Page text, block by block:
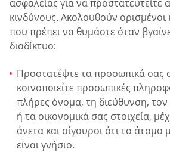
ασφαλείας για να προστατευτείτε
κινδύνους. Ακολουθούν
που πρέπει να θυμάστε όταν
διαδίκτυο:
Προστατέψτε τα προσωπικά σας
κοινοποιείτε προσωπικές
πλήρες όνομα, τη διεύθυνση,
ή τα οικονομικά σας στοιχεία,
άνετα και σίγουροι ότι το άτομο
είναι γνήσιο.